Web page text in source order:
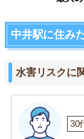
中井駅に住み
水害リスクに
30